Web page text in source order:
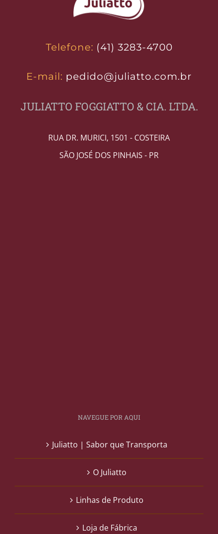
Telefone: (41) 3283-4700
E-mail: pedido@juliatto.com.br
JULIATTO FOGGIATTO & CIA. LTDA.
RUA DR. MURICI, 1501 - COSTEIRA
SÃO JOSÉ DOS PINHAIS - PR
NAVEGUE POR AQUI
Juliatto | Sabor que Transporta
O Juliatto
Linhas de Produto
Loja de Fábrica